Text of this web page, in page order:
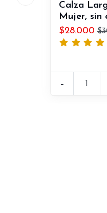
Calza
Mujer, sin
$28.000
-